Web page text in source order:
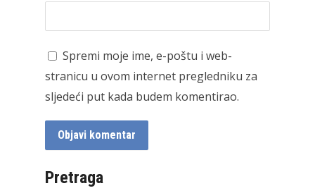
Spremi moje ime, e-poštu i web-
stranicu u ovom internet pregledniku za
sljedeći put kada budem komentirao.
Pretraga